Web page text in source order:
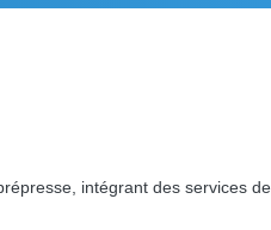
intégrant des services